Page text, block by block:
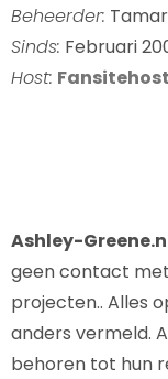
Beheerder:
Sinds: Februari
Host: Fansitehost
Ashley-
geen contact
projecten.. Alles
anders vermeld.
behoren tot hun